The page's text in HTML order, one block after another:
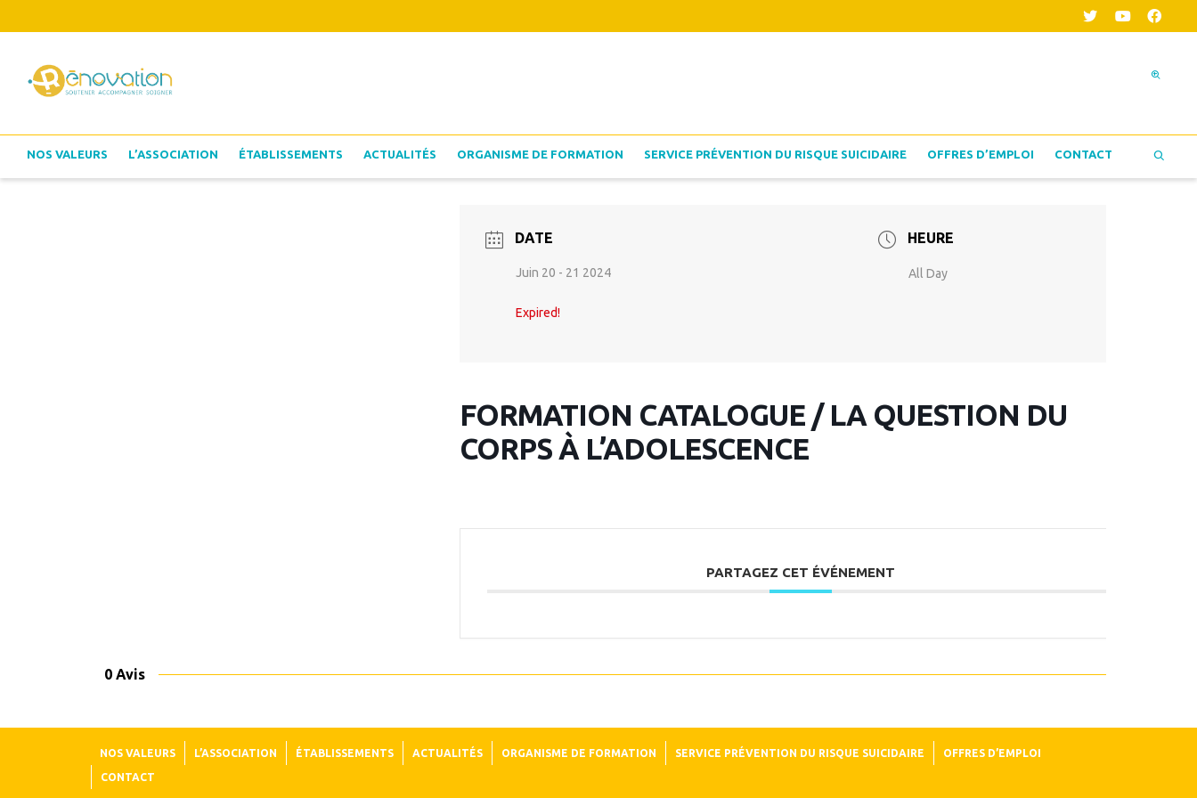
NOS VALEURS L’ASSOCIATION ÉTABLISSEMENTS ACTUALITÉS ORGANISME DE FORMATION SERVICE PRÉVENTION DU RISQUE SUICIDAIRE OFFRES D’EMPLOI CONTACT
DATE
Juin 20 - 21 2024
Expired!
HEURE
All Day
FORMATION CATALOGUE / LA QUESTION DU
CORPS À L’ADOLESCENCE
PARTAGEZ CET ÉVÉNEMENT
0 Avis
NOS VALEURS L’ASSOCIATION ÉTABLISSEMENTS ACTUALITÉS ORGANISME DE FORMATION SERVICE PRÉVENTION DU RISQUE SUICIDAIRE OFFRES D’EMPLOI
CONTACT